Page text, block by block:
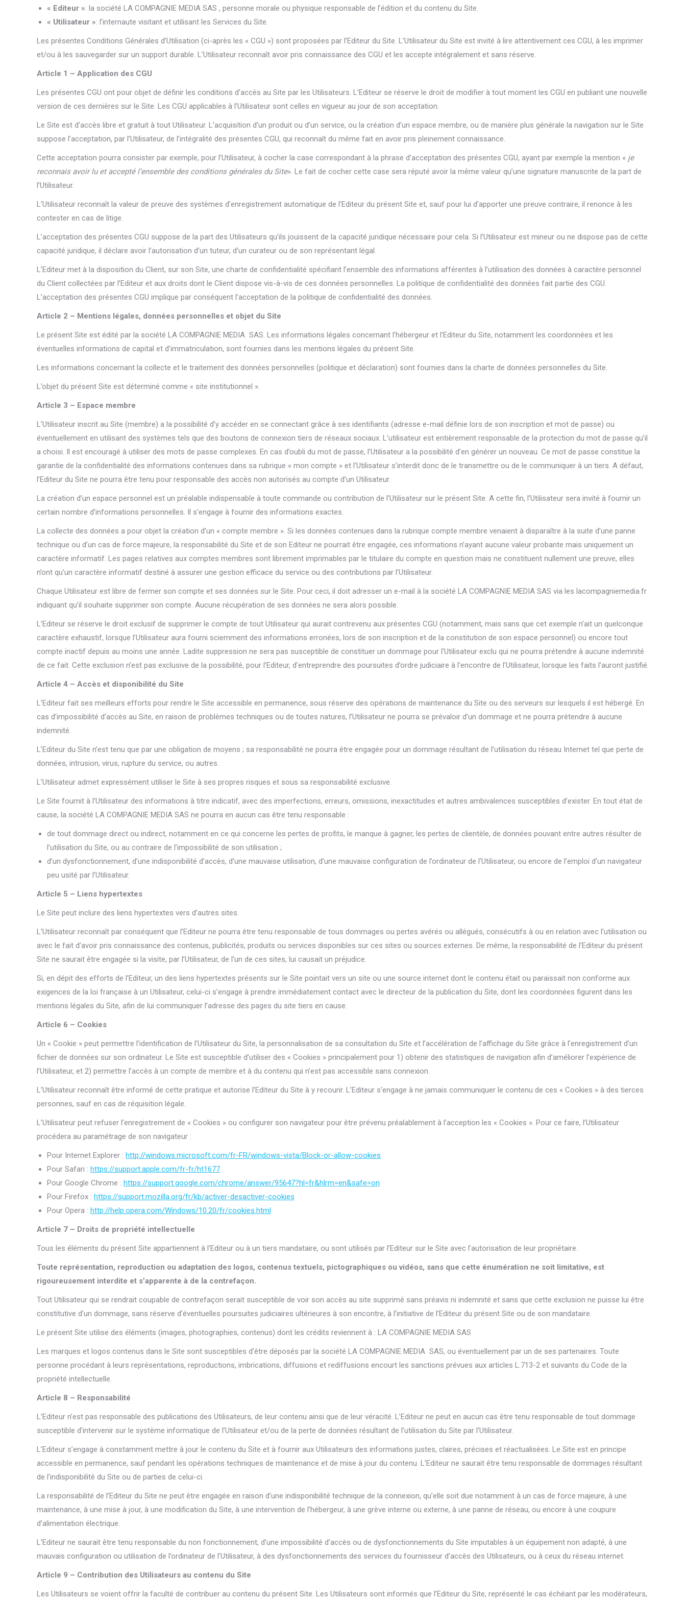
« Editeur »: la société LA COMPAGNIE MEDIA SAS , personne morale ou physique responsable de l’édition et du contenu du Site.
« Utilisateur »: l’internaute visitant et utilisant les Services du Site.
Les présentes Conditions Générales d’Utilisation (ci-après les « CGU ») sont proposées par l’Editeur du Site. L’Utilisateur du Site est invité à lire attentivement ces CGU, à les imprimer
et/ou à les sauvegarder sur un support durable. L’Utilisateur reconnaît avoir pris connaissance des CGU et les accepte intégralement et sans réserve.
Article 1 – Application des CGU
Les présentes CGU ont pour objet de définir les conditions d’accès au Site par les Utilisateurs. L’Editeur se réserve le droit de modifier à tout moment les CGU en publiant une nouvelle
version de ces dernières sur le Site. Les CGU applicables à l’Utilisateur sont celles en vigueur au jour de son acceptation.
Le Site est d’accès libre et gratuit à tout Utilisateur. L’acquisition d’un produit ou d’un service, ou la création d’un espace membre, ou de manière plus générale la navigation sur le Site
suppose l’acceptation, par l’Utilisateur, de l’intégralité des présentes CGU, qui reconnaît du même fait en avoir pris pleinement connaissance.
Cette acceptation pourra consister par exemple, pour l’Utilisateur, à cocher la case correspondant à la phrase d’acceptation des présentes CGU, ayant par exemple la mention « je
reconnais avoir lu et accepté l’ensemble des conditions générales du Site». Le fait de cocher cette case sera réputé avoir la même valeur qu’une signature manuscrite de la part de
l’Utilisateur.
L’Utilisateur reconnaît la valeur de preuve des systèmes d’enregistrement automatique de l’Editeur du présent Site et, sauf pour lui d’apporter une preuve contraire, il renonce à les
contester en cas de litige.
L’acceptation des présentes CGU suppose de la part des Utilisateurs qu’ils jouissent de la capacité juridique nécessaire pour cela. Si l’Utilisateur est mineur ou ne dispose pas de cette
capacité juridique, il déclare avoir l’autorisation d’un tuteur, d’un curateur ou de son représentant légal.
L’Editeur met à la disposition du Client, sur son Site, une charte de confidentialité spécifiant l’ensemble des informations afférentes à l’utilisation des données à caractère personnel
du Client collectées par l’Editeur et aux droits dont le Client dispose vis-à-vis de ces données personnelles. La politique de confidentialité des données fait partie des CGU.
L’acceptation des présentes CGU implique par conséquent l’acceptation de la politique de confidentialité des données.
Article 2 – Mentions légales, données personnelles et objet du Site
Le présent Site est édité par la société LA COMPAGNIE MEDIA SAS. Les informations légales concernant l’hébergeur et l’Editeur du Site, notamment les coordonnées et les
éventuelles informations de capital et d’immatriculation, sont fournies dans les mentions légales du présent Site.
Les informations concernant la collecte et le traitement des données personnelles (politique et déclaration) sont fournies dans la charte de données personnelles du Site.
L’objet du présent Site est déterminé comme « site institutionnel ».
Article 3 – Espace membre
L’Utilisateur inscrit au Site (membre) a la possibilité d’y accéder en se connectant grâce à ses identifiants (adresse e-mail définie lors de son inscription et mot de passe) ou
éventuellement en utilisant des systèmes tels que des boutons de connexion tiers de réseaux sociaux. L’utilisateur est entièrement responsable de la protection du mot de passe qu’il
a choisi. Il est encouragé à utiliser des mots de passe complexes. En cas d’oubli du mot de passe, l’Utilisateur a la possibilité d’en générer un nouveau. Ce mot de passe constitue la
garantie de la confidentialité des informations contenues dans sa rubrique « mon compte » et l’Utilisateur s’interdit donc de le transmettre ou de le communiquer à un tiers. A défaut,
l’Editeur du Site ne pourra être tenu pour responsable des accès non autorisés au compte d’un Utilisateur.
La création d’un espace personnel est un préalable indispensable à toute commande ou contribution de l’Utilisateur sur le présent Site. A cette fin, l’Utilisateur sera invité à fournir un
certain nombre d’informations personnelles. Il s’engage à fournir des informations exactes.
La collecte des données a pour objet la création d’un « compte membre ». Si les données contenues dans la rubrique compte membre venaient à disparaître à la suite d’une panne
technique ou d’un cas de force majeure, la responsabilité du Site et de son Editeur ne pourrait être engagée, ces informations n’ayant aucune valeur probante mais uniquement un
caractère informatif. Les pages relatives aux comptes membres sont librement imprimables par le titulaire du compte en question mais ne constituent nullement une preuve, elles
n’ont qu’un caractère informatif destiné à assurer une gestion efficace du service ou des contributions par l’Utilisateur.
Chaque Utilisateur est libre de fermer son compte et ses données sur le Site. Pour ceci, il doit adresser un e-mail à la société LA COMPAGNIE MEDIA SAS via les lacompagniemedia.fr
indiquant qu’il souhaite supprimer son compte. Aucune récupération de ses données ne sera alors possible.
L’Editeur se réserve le droit exclusif de supprimer le compte de tout Utilisateur qui aurait contrevenu aux présentes CGU (notamment, mais sans que cet exemple n’ait un quelconque
caractère exhaustif, lorsque l’Utilisateur aura fourni sciemment des informations erronées, lors de son inscription et de la constitution de son espace personnel) ou encore tout
compte inactif depuis au moins une année. Ladite suppression ne sera pas susceptible de constituer un dommage pour l’Utilisateur exclu qui ne pourra prétendre à aucune indemnité
de ce fait. Cette exclusion n’est pas exclusive de la possibilité, pour l’Editeur, d’entreprendre des poursuites d’ordre judiciaire à l’encontre de l’Utilisateur, lorsque les faits l’auront justifié.
Article 4 – Accès et disponibilité du Site
L’Editeur fait ses meilleurs efforts pour rendre le Site accessible en permanence, sous réserve des opérations de maintenance du Site ou des serveurs sur lesquels il est hébergé. En
cas d’impossibilité d’accès au Site, en raison de problèmes techniques ou de toutes natures, l’Utilisateur ne pourra se prévaloir d’un dommage et ne pourra prétendre à aucune
indemnité.
L’Editeur du Site n’est tenu que par une obligation de moyens ; sa responsabilité ne pourra être engagée pour un dommage résultant de l’utilisation du réseau Internet tel que perte de
données, intrusion, virus, rupture du service, ou autres.
L’Utilisateur admet expressément utiliser le Site à ses propres risques et sous sa responsabilité exclusive.
Le Site fournit à l’Utilisateur des informations à titre indicatif, avec des imperfections, erreurs, omissions, inexactitudes et autres ambivalences susceptibles d’exister. En tout état de
cause, la société LA COMPAGNIE MEDIA SAS ne pourra en aucun cas être tenu responsable :
de tout dommage direct ou indirect, notamment en ce qui concerne les pertes de profits, le manque à gagner, les pertes de clientèle, de données pouvant entre autres résulter de
l’utilisation du Site, ou au contraire de l’impossibilité de son utilisation ;
d’un dysfonctionnement, d’une indisponibilité d’accès, d’une mauvaise utilisation, d’une mauvaise configuration de l’ordinateur de l’Utilisateur, ou encore de l’emploi d’un navigateur
peu usité par l’Utilisateur.
Article 5 – Liens hypertextes
Le Site peut inclure des liens hypertextes vers d’autres sites.
L’Utilisateur reconnaît par conséquent que l’Editeur ne pourra être tenu responsable de tous dommages ou pertes avérés ou allégués, consécutifs à ou en relation avec l’utilisation ou
avec le fait d’avoir pris connaissance des contenus, publicités, produits ou services disponibles sur ces sites ou sources externes. De même, la responsabilité de l’Editeur du présent
Site ne saurait être engagée si la visite, par l’Utilisateur, de l’un de ces sites, lui causait un préjudice.
Si, en dépit des efforts de l’Editeur, un des liens hypertextes présents sur le Site pointait vers un site ou une source internet dont le contenu était ou paraissait non conforme aux
exigences de la loi française à un Utilisateur, celui-ci s’engage à prendre immédiatement contact avec le directeur de la publication du Site, dont les coordonnées figurent dans les
mentions légales du Site, afin de lui communiquer l’adresse des pages du site tiers en cause.
Article 6 – Cookies
Un « Cookie » peut permettre l’identification de l’Utilisateur du Site, la personnalisation de sa consultation du Site et l’accélération de l’affichage du Site grâce à l’enregistrement d’un
fichier de données sur son ordinateur. Le Site est susceptible d’utiliser des « Cookies » principalement pour 1) obtenir des statistiques de navigation afin d’améliorer l’expérience de
l’Utilisateur, et 2) permettre l’accès à un compte de membre et à du contenu qui n’est pas accessible sans connexion.
L’Utilisateur reconnaît être informé de cette pratique et autorise l’Editeur du Site à y recourir. L’Editeur s’engage à ne jamais communiquer le contenu de ces « Cookies » à des tierces
personnes, sauf en cas de réquisition légale.
L’Utilisateur peut refuser l’enregistrement de « Cookies » ou configurer son navigateur pour être prévenu préalablement à l’acception les « Cookies ». Pour ce faire, l’Utilisateur
procédera au paramétrage de son navigateur :
Pour Internet Explorer : http://windows.microsoft.com/fr-FR/windows-vista/Block-or-allow-cookies
Pour Safari : https://support.apple.com/fr-fr/ht1677
Pour Google Chrome : https://support.google.com/chrome/answer/95647?hl=fr&hlrm=en&safe=on
Pour Firefox : https://support.mozilla.org/fr/kb/activer-desactiver-cookies
Pour Opera : http://help.opera.com/Windows/10.20/fr/cookies.html
Article 7 – Droits de propriété intellectuelle
Tous les éléments du présent Site appartiennent à l’Editeur ou à un tiers mandataire, ou sont utilisés par l’Editeur sur le Site avec l’autorisation de leur propriétaire.
Toute représentation, reproduction ou adaptation des logos, contenus textuels, pictographiques ou vidéos, sans que cette énumération ne soit limitative, est
rigoureusement interdite et s’apparente à de la contrefaçon.
Tout Utilisateur qui se rendrait coupable de contrefaçon serait susceptible de voir son accès au site supprimé sans préavis ni indemnité et sans que cette exclusion ne puisse lui être
constitutive d’un dommage, sans réserve d’éventuelles poursuites judiciaires ultérieures à son encontre, à l’initiative de l’Editeur du présent Site ou de son mandataire.
Le présent Site utilise des éléments (images, photographies, contenus) dont les crédits reviennent à : LA COMPAGNIE MEDIA SAS
Les marques et logos contenus dans le Site sont susceptibles d’être déposés par la société LA COMPAGNIE MEDIA SAS, ou éventuellement par un de ses partenaires. Toute
personne procédant à leurs représentations, reproductions, imbrications, diffusions et rediffusions encourt les sanctions prévues aux articles L.713-2 et suivants du Code de la
propriété intellectuelle.
Article 8 – Responsabilité
L’Editeur n’est pas responsable des publications des Utilisateurs, de leur contenu ainsi que de leur véracité. L’Editeur ne peut en aucun cas être tenu responsable de tout dommage
susceptible d’intervenir sur le système informatique de l’Utilisateur et/ou de la perte de données résultant de l’utilisation du Site par l’Utilisateur.
L’Editeur s’engage à constamment mettre à jour le contenu du Site et à fournir aux Utilisateurs des informations justes, claires, précises et réactualisées. Le Site est en principe
accessible en permanence, sauf pendant les opérations techniques de maintenance et de mise à jour du contenu. L’Editeur ne saurait être tenu responsable de dommages résultant
de l’indisponibilité du Site ou de parties de celui-ci.
La responsabilité de l’Editeur du Site ne peut être engagée en raison d’une indisponibilité technique de la connexion, qu’elle soit due notamment à un cas de force majeure, à une
maintenance, à une mise à jour, à une modification du Site, à une intervention de l’hébergeur, à une grève interne ou externe, à une panne de réseau, ou encore à une coupure
d’alimentation électrique.
L’Editeur ne saurait être tenu responsable du non fonctionnement, d’une impossibilité d’accès ou de dysfonctionnements du Site imputables à un équipement non adapté, à une
mauvais configuration ou utilisation de l’ordinateur de l’Utilisateur, à des dysfonctionnements des services du fournisseur d’accès des Utilisateurs, ou à ceux du réseau internet.
Article 9 – Contribution des Utilisateurs au contenu du Site
Les Utilisateurs se voient offrir la faculté de contribuer au contenu du présent Site. Les Utilisateurs sont informés que l’Editeur du Site, représenté le cas échéant par les modérateurs,